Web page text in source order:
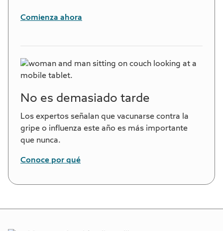
Comienza ahora
No es demasiado tarde
Los expertos señalan que vacunarse contra la
gripe o influenza este año es más importante
que nunca.
Conoce por qué